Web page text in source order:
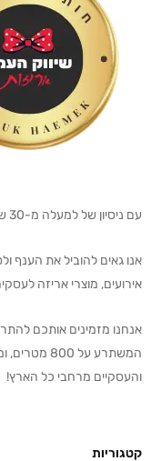
עם ניסיון של למעלה מ-30 שנים,
אנו גאים להוביל את הענף
אירועים, מוצרי אריזה
אנחנו מזמינים אותכם
המשתרע על
והעסקיים מרחבי כל הארץ!
קטגוריות